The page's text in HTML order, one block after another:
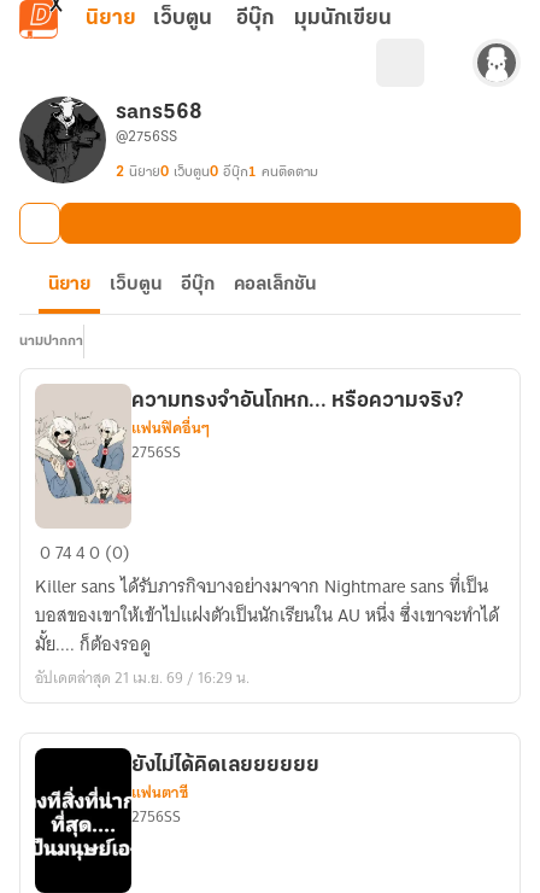
ข้ามไปยังเนื้อหาหลัก
นิยาย เว็บตูน อีบุ๊ก มุมนักเขียน
sans568
@2756SS
2 นิยาย0 เว็บตูน0 อีบุ๊ก1 คนติดตาม
นิยาย เว็บตูน อีบุ๊ก คอลเล็กชัน
นามปากกา
ความ
จำ
อัน
โกหก...
หรือ
จริง?
ความทรงจำอันโกหก... หรือความจริง?
แฟนฟิคอื่นๆ
2756SS
07440 (0)
Killer sans ได้รับภารกิจบางอย่างมาจาก Nightmare sans ที่เป็น
บอสของเขาให้เข้าไปแฝงตัวเป็นนักเรียนใน AU หนึ่ง ซึ่งเขาจะทำได้
มั้ย.... ก็ต้องรอดู
อัปเดตล่าสุด 21 เม.ย. 69 / 16:29 น.
ยังไม่ได้คิดเลยยยยยย
แฟนตาซี
2756SS